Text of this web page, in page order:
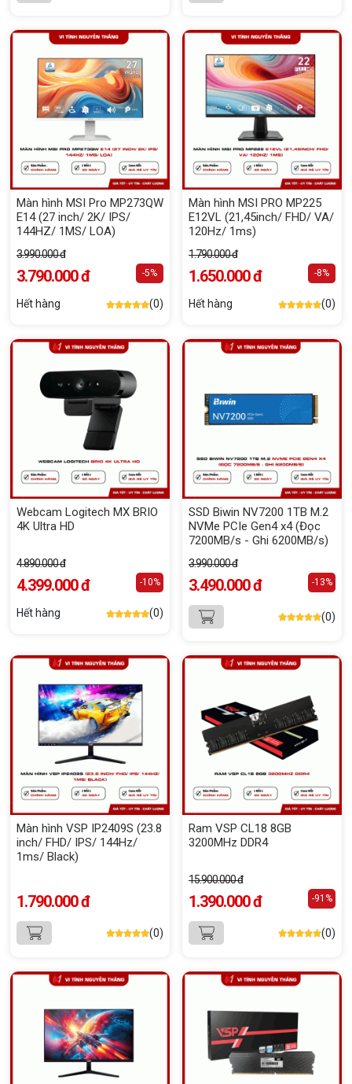
Màn hình MSI Pro MP273QW
E14 (27 inch/ 2K/ IPS/
144HZ/ 1MS/ LOA)
3.990.000 đ
3.790.000 đ -5%
Hết hàng (0)
Màn hình MSI PRO MP225
E12VL (21,45inch/ FHD/ VA/
120Hz/ 1ms)
1.790.000 đ
1.650.000 đ -8%
Hết hàng (0)
Webcam Logitech MX BRIO
4K Ultra HD
4.890.000 đ
4.399.000 đ -10%
Hết hàng (0)
SSD Biwin NV7200 1TB M.2
NVMe PCIe Gen4 x4 (Đọc
7200MB/s - Ghi 6200MB/s)
3.990.000 đ
3.490.000 đ -13%
(0)
Màn hình VSP IP2409S (23.8
inch/ FHD/ IPS/ 144Hz/
1ms/ Black)
1.790.000 đ
(0)
Ram VSP CL18 8GB
3200MHz DDR4
15.900.000 đ
1.390.000 đ -91%
(0)